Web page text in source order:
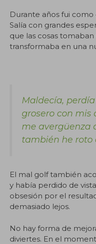
Durante años fui
Salía con grandes
que las cosas
transformaba en una
Maldecía,
grosero con mis
me avergüenza
también he roto
El mal golf también
y había perdido de
obsesión por el
demasiado lejos.
No hay forma de
diviertes. En el